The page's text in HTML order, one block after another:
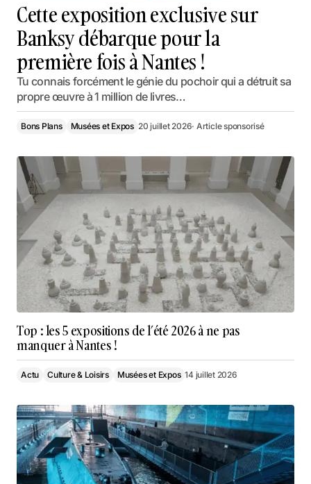
Cette exposition exclusive sur
Banksy débarque pour la
première fois à Nantes !
Tu connais forcément le génie du pochoir qui a détruit sa
propre œuvre à 1 million de livres…
Bons Plans Musées et Expos 20 juillet 2026· Article sponsorisé
Top : les 5 expositions de l’été 2026 à ne pas
manquer à Nantes !
Actu Culture & Loisirs Musées et Expos 14 juillet 2026